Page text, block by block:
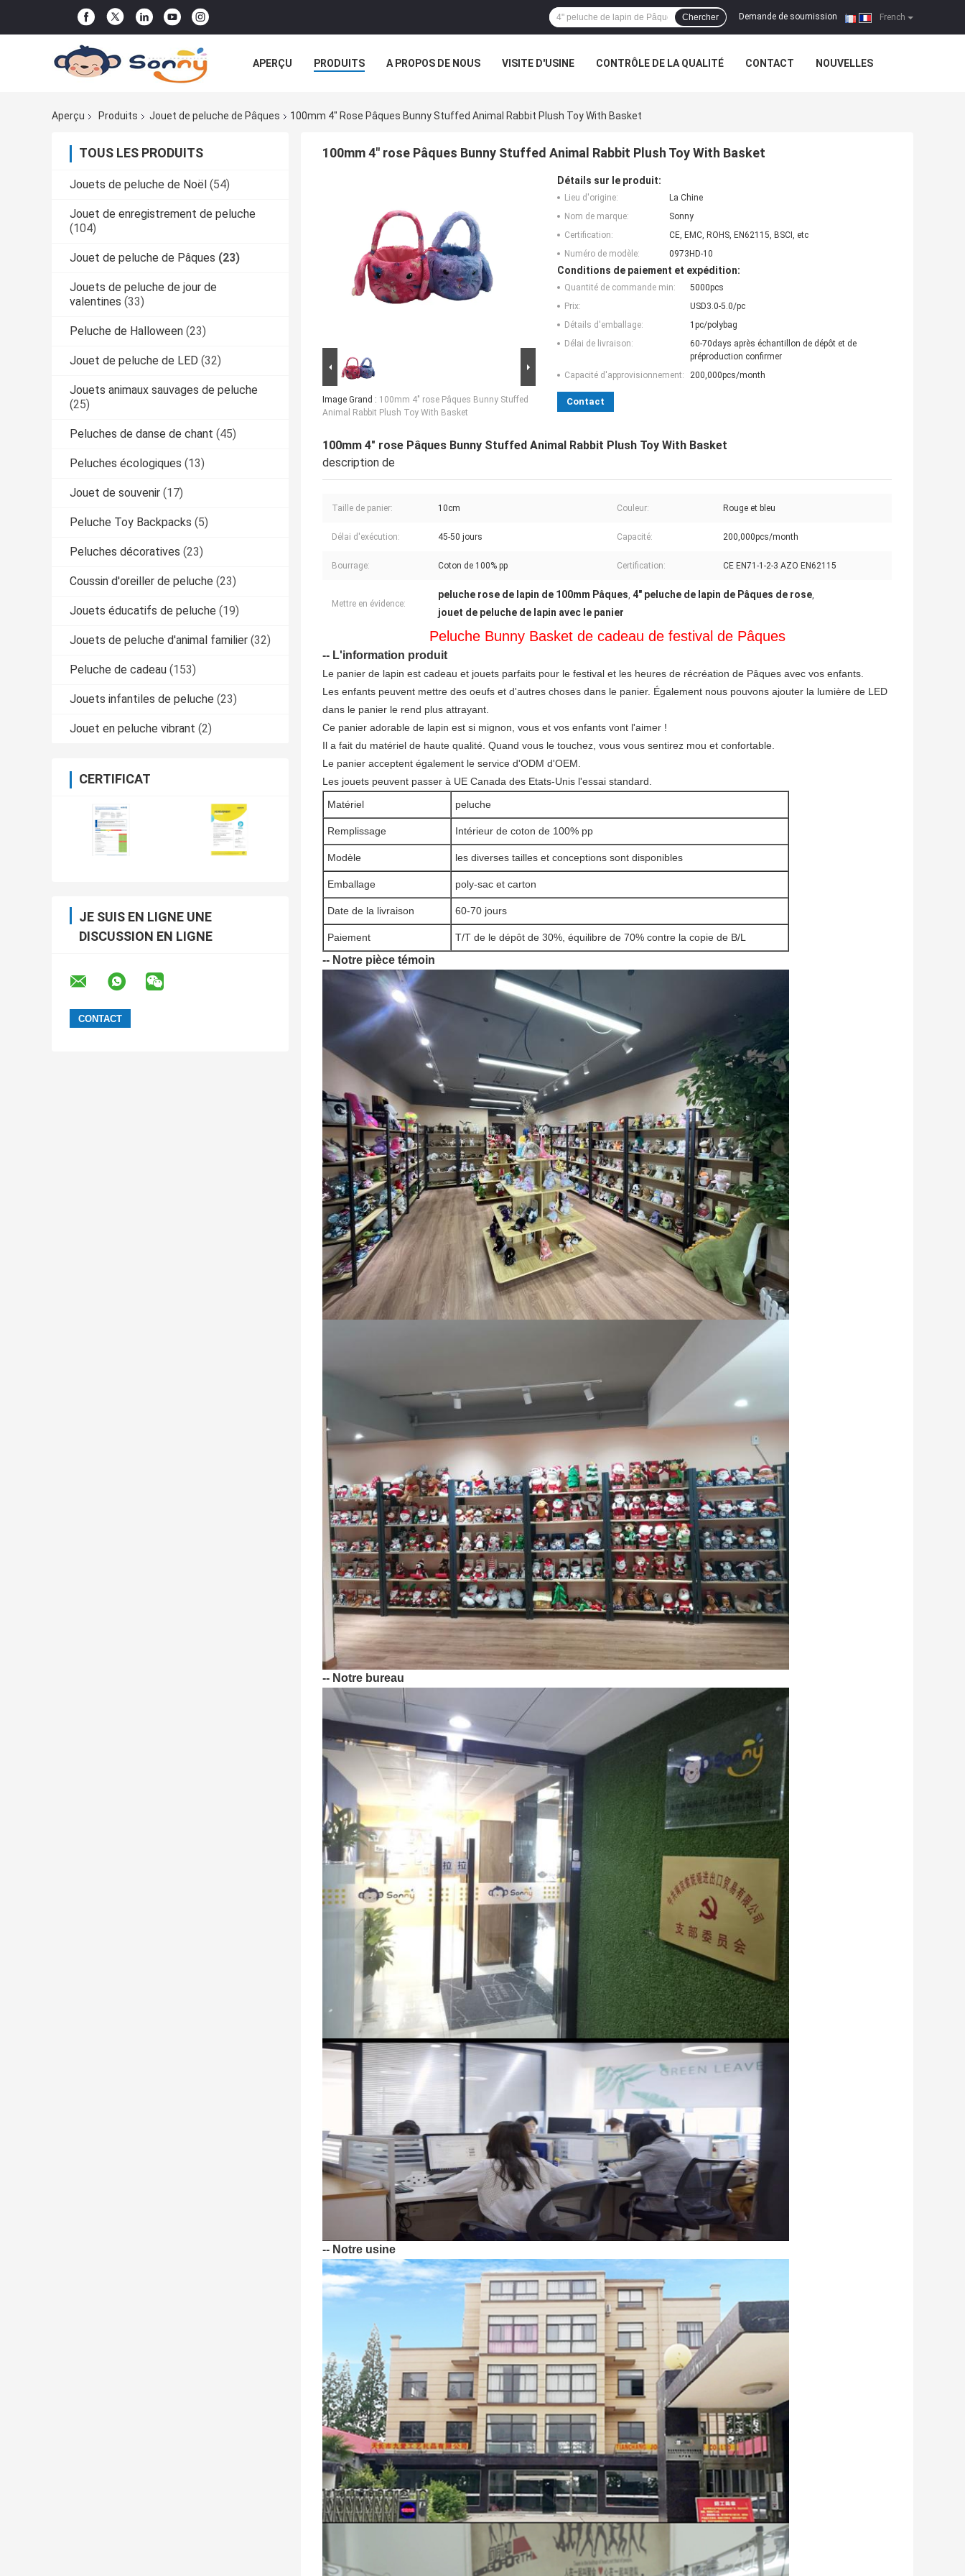
French
Demande de soumission |
Chercher
APERÇU PRODUITS A PROPOS DE NOUS VISITE D'USINE CONTRÔLE DE LA QUALITÉ CONTACT NOUVELLES
Aperçu
Produits Jouet de peluche de Pâques 100mm 4" Rose Pâques Bunny Stuffed Animal Rabbit Plush Toy With Basket
TOUS LES PRODUITS
Jouets de peluche de Noël (54)
Jouet de enregistrement de peluche
(104)
Jouet de peluche de Pâques (23)
Jouets de peluche de jour de
valentines (33)
Peluche de Halloween (23)
Jouet de peluche de LED (32)
Jouets animaux sauvages de peluche
(25)
Peluches de danse de chant (45)
Peluches écologiques (13)
Jouet de souvenir (17)
Peluche Toy Backpacks (5)
Peluches décoratives (23)
Coussin d'oreiller de peluche (23)
Jouets éducatifs de peluche (19)
Jouets de peluche d'animal familier (32)
Peluche de cadeau (153)
Jouets infantiles de peluche (23)
Jouet en peluche vibrant (2)
CERTIFICAT
JE SUIS EN LIGNE UNE
DISCUSSION EN LIGNE
100mm 4" rose Pâques Bunny Stuffed Animal Rabbit Plush Toy With Basket
Image Grand : 100mm 4" rose Pâques Bunny Stuffed
Animal Rabbit Plush Toy With Basket
Détails sur le produit:
Lieu d'origine:
La Chine
Nom de marque:
Sonny
Certification:
CE, EMC, ROHS, EN62115, BSCI, etc
Numéro de modèle:
0973HD-10
Conditions de paiement et expédition:
Quantité de commande min:
5000pcs
Prix:
USD3.0-5.0/pc
Détails d'emballage:
1pc/polybag
Délai de livraison:
60-70days après échantillon de dépôt et de
préproduction confirmer
Capacité d'approvisionnement:
200,000pcs/month
Contact
100mm 4" rose Pâques Bunny Stuffed Animal Rabbit Plush Toy With Basket
description de
Taille de panier: 10cm Couleur: Rouge et bleu
Délai d'exécution: 45-50 jours Capacité: 200,000pcs/month
Bourrage: Coton de 100% pp Certification: CE EN71-1-2-3 AZO EN62115
Mettre en évidence:
peluche rose de lapin de 100mm Pâques, 4" peluche de lapin de Pâques de rose,
jouet de peluche de lapin avec le panier
Peluche Bunny Basket de cadeau de festival de Pâques
-- L'information produit
Le panier de lapin est cadeau et jouets parfaits pour le festival et les heures de récréation de Pâques avec vos enfants.
Les enfants peuvent mettre des oeufs et d'autres choses dans le panier. Également nous pouvons ajouter la lumière de LED
dans le panier le rend plus attrayant.
Ce panier adorable de lapin est si mignon, vous et vos enfants vont l'aimer !
Il a fait du matériel de haute qualité. Quand vous le touchez, vous vous sentirez mou et confortable.
Le panier acceptent également le service d'ODM d'OEM.
Les jouets peuvent passer à UE Canada des Etats-Unis l'essai standard.
Matériel
peluche
Remplissage Intérieur de coton de 100% pp
Modèle les diverses tailles et conceptions sont disponibles
Emballage poly-sac et carton
Date de la livraison 60-70 jours
Paiement T/T de le dépôt de 30%, équilibre de 70% contre la copie de B/L
-- Notre pièce témoin
-- Notre bureau
-- Notre usine